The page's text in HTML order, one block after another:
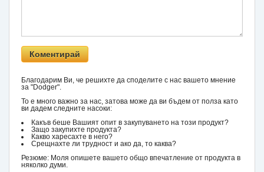
Благодарим Ви, че решихте да споделите с нас вашето мнение
за "Dodger".
То е много важно за нас, затова може да ви бъдем от полза като
ви дадем следните насоки:
Какъв беше Вашият опит в закупуването на този продукт?
Защо закупихте продукта?
Какво харесахте в него?
Срещнахте ли трудност и ако да, то каква?
Резюме: Моля опишете вашето общо впечатление от продукта в
няколко думи.